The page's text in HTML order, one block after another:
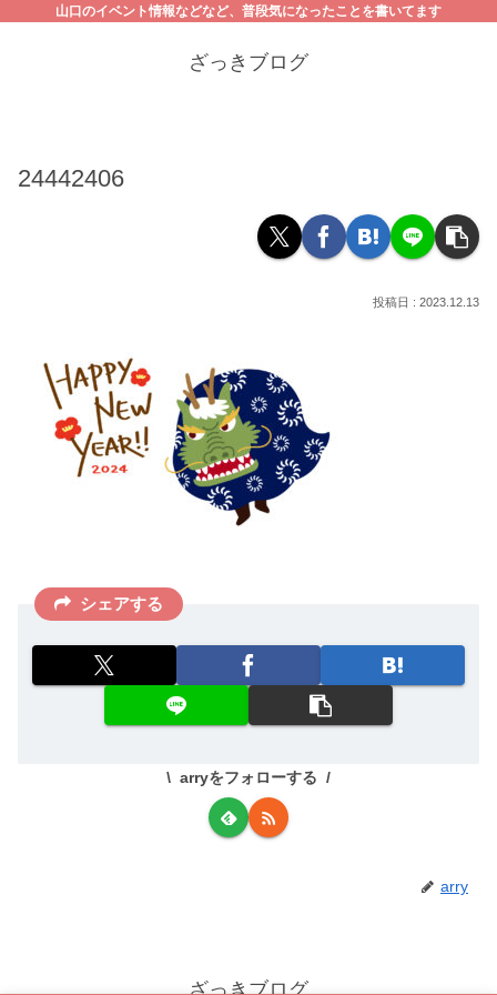
山口のイベント情報などなど、普段気になったことを書いてます
ざっきブログ
24442406
2023.12.13
シェアする
arryをフォローする
arry
ざっきブログ